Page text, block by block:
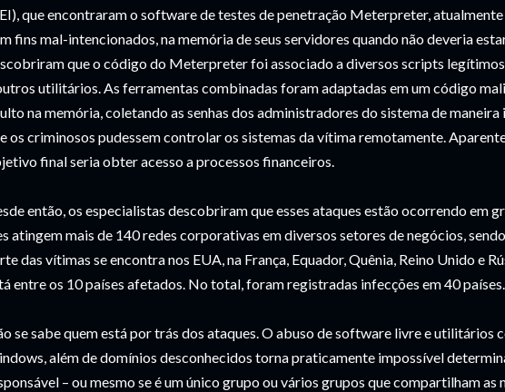
que encontraram o software de testes de penetração Meterpreter,
fins mal-intencionados, na memória de seus servidores quando não deveria
que o código do Meterpreter foi associado a diversos scripts
utilitários. As ferramentas combinadas foram adaptadas em um código
na memória, coletando as senhas dos administradores do sistema de maneira
os criminosos pudessem controlar os sistemas da vítima remotamente.
final seria obter acesso a processos financeiros.
então, os especialistas descobriram que esses ataques estão ocorrendo em
atingem mais de 140 redes corporativas em diversos setores de negócios,
das vítimas se encontra nos EUA, na França, Equador, Quênia, Reino Unido e
entre os 10 países afetados. No total, foram registradas infecções em 40 países.
se sabe quem está por trás dos ataques. O abuso de software livre e utilitários
além de domínios desconhecidos torna praticamente impossível
– ou mesmo se é um único grupo ou vários grupos que compartilham as